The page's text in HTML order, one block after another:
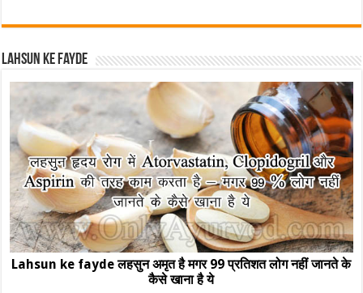
Lahsun ke fayde
Lahsun ke fayde लहसुन अमृत है मगर 99 प्रतिशत लोग नहीं जानते के
कैसे खाना है ये